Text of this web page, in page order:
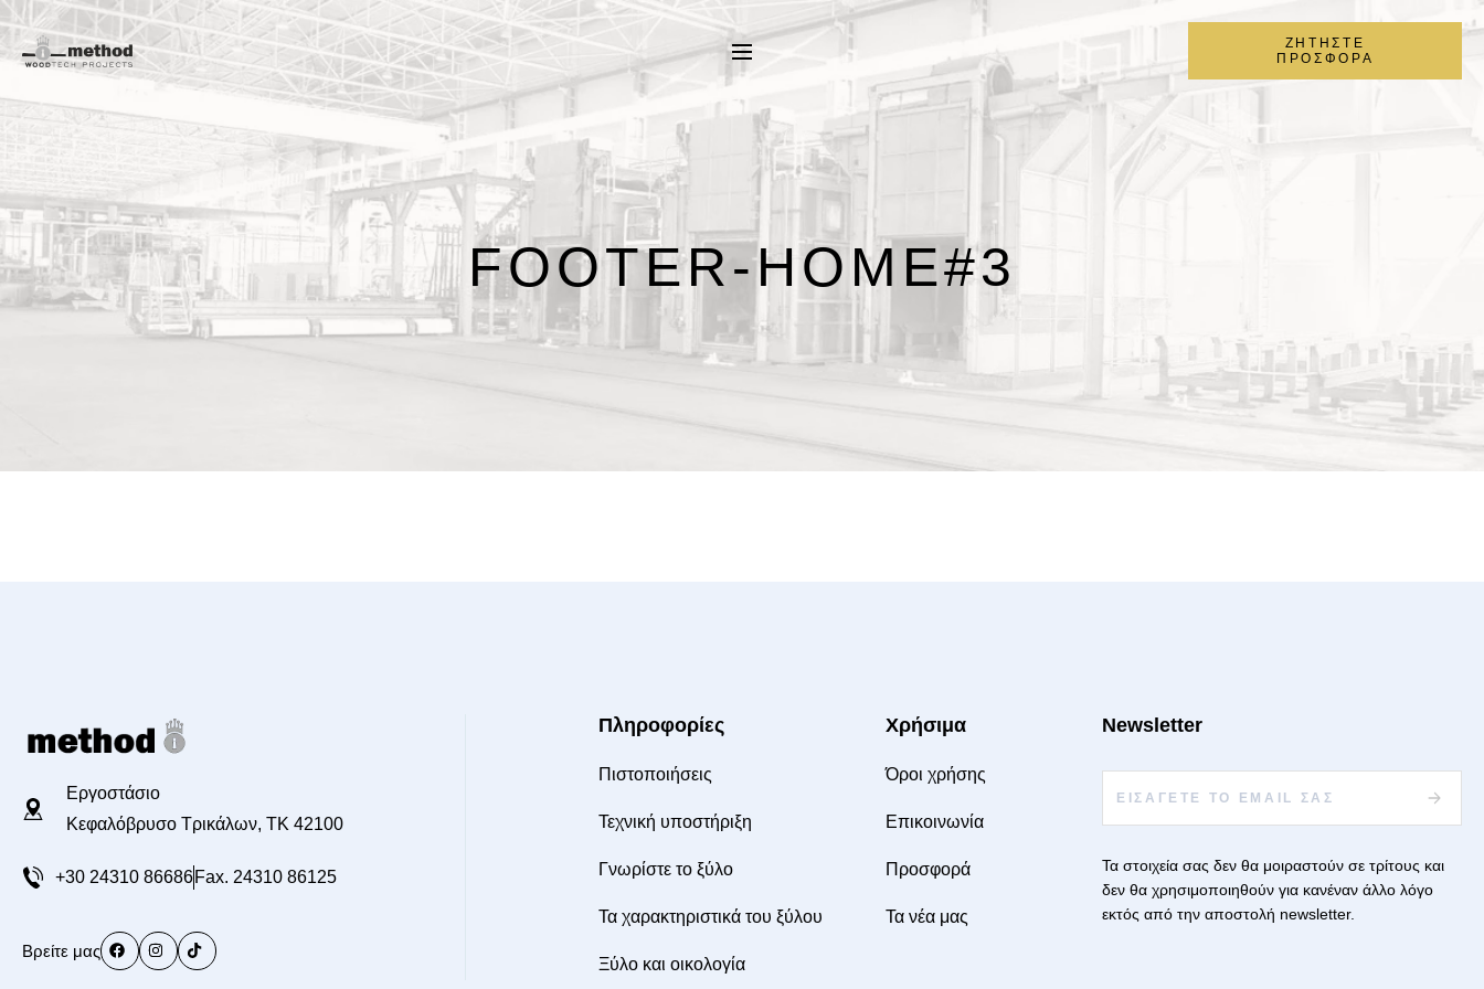
ΖΗΤΗΣΤΕ
ΠΡΟΣΦΟΡΑ
FOOTER-HOME#3
Εργοστάσιο
Κεφαλόβρυσο Τρικάλων, TK 42100
+30 24310 86686Fax. 24310 86125
Βρείτε μας
Πληροφορίες
Πιστοποιήσεις
Τεχνική υποστήριξη
Γνωρίστε το ξύλο
Τα χαρακτηριστικά του ξύλου
Ξύλο και οικολογία
Χρήσιμα
Όροι χρήσης
Επικοινωνία
Προσφορά
Τα νέα μας
Newsletter
Τα στοιχεία σας δεν θα μοιραστούν σε τρίτους και
δεν θα χρησιμοποιηθούν για κανέναν άλλο λόγο
εκτός από την αποστολή newsletter.